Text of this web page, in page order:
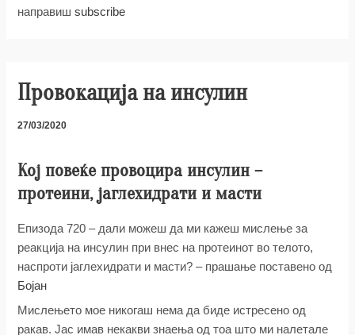
направишsubscribe
Провокација на инсулин
27/03/2020
Кој повеќе провоцира инсулин –
протеини, јаглехидрати и масти
Епизода 720 – дали можеш да ми кажеш мислење за
реакција на инсулин при внес на протеинот во телото,
наспроти јаглехидрати и масти? – прашање поставено од
Бојан
Мислењето мое никогаш нема да биде истресено од
ракав. Јас имав некакви знаења од тоа што ми налетале